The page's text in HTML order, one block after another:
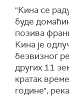
"Кина се
буде
позива
Кина је
безвизног
других 11
кратак
године",